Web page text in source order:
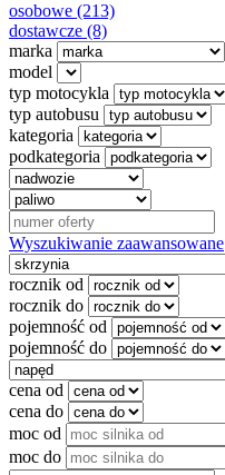
osobowe (213)
dostawcze (8)
marka
model
typ motocykla
typ autobusu
kategoria
podkategoria
Wyszukiwanie zaawansowane
rocznik od
rocznik do
pojemność od
pojemność do
cena od
cena do
moc od
moc do